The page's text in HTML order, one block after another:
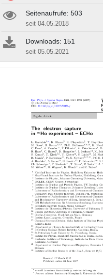
Seitenaufrufe: 503
seit 04.05.2018
Downloads: 151
seit 05.05.2021